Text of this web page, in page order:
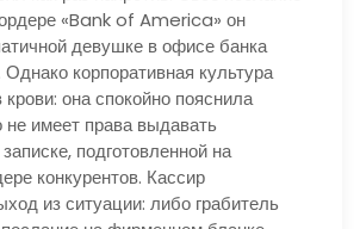
«Bank of America» он
девушке в офисе банка
корпоративная культура
она спокойно пояснила
не имеет права выдавать
подготовленной на
конкурентов. Кассир
из ситуации: либо грабитель